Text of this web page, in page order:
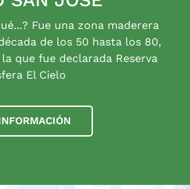
Fue una zona maderera
de los 50 hasta los 80,
que fue declarada Reserva
El Cielo